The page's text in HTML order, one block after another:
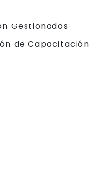
Gestionados
de Capacitación